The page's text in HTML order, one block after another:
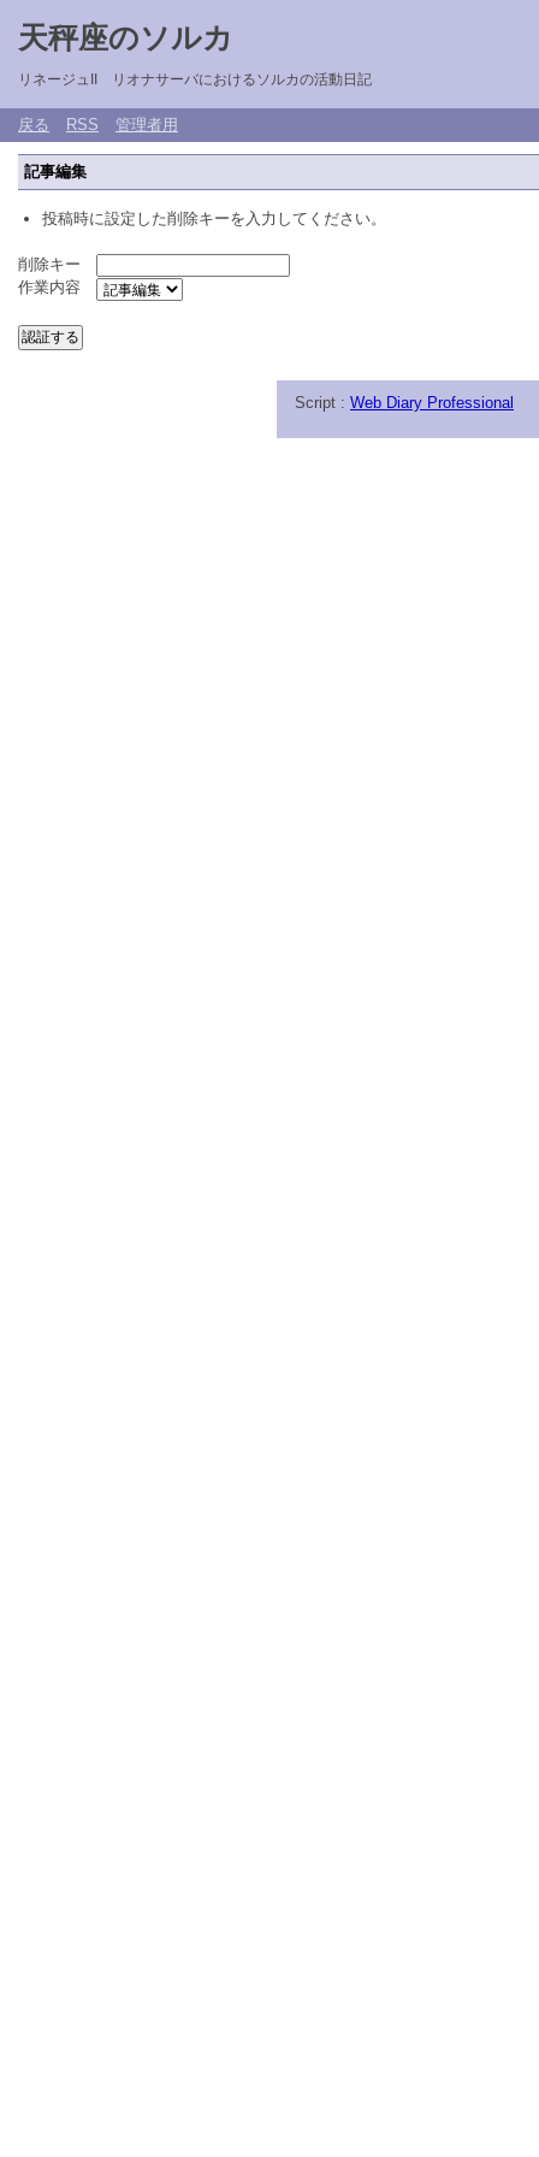
天秤座のソルカ
リネージュII リオナサーバにおけるソルカの活動日記
戻る RSS 管理者用
記事編集
投稿時に設定した削除キーを入力してください。
削除キー
作業内容
Script : Web Diary Professional